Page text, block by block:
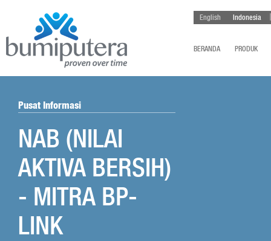
English Indonesia
BERANDA PRODUK
Pusat Informasi
NAB (NILAI
AKTIVA BERSIH)
- MITRA BP-
LINK